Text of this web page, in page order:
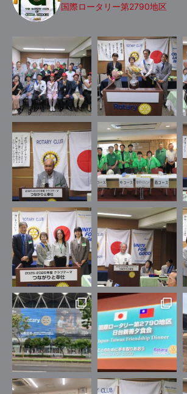
国際ロータリー第2790地区